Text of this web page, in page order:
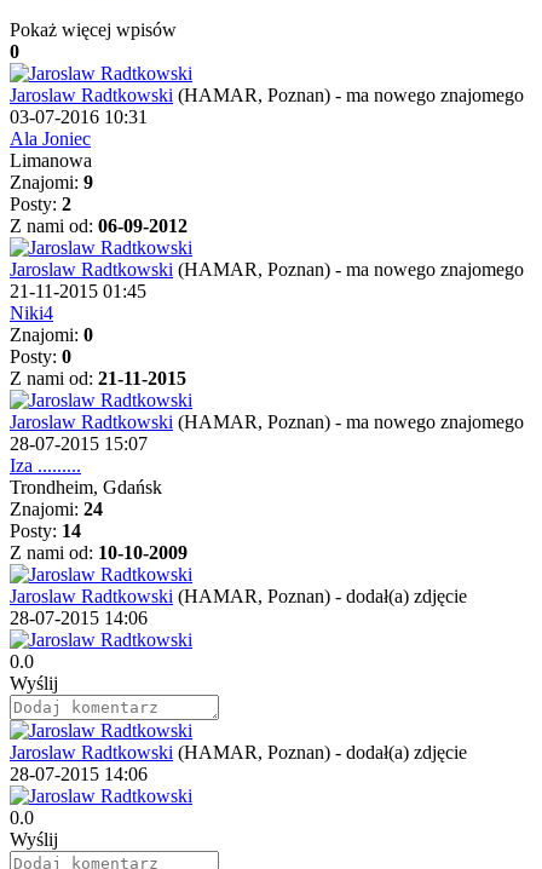
Pokaż więcej wpisów
0
Jaroslaw Radtkowski (HAMAR, Poznan) - ma nowego znajomego
03-07-2016 10:31
Ala Joniec
Limanowa
Znajomi: 9
Posty: 2
Z nami od: 06-09-2012
Jaroslaw Radtkowski (HAMAR, Poznan) - ma nowego znajomego
21-11-2015 01:45
Niki4
Znajomi: 0
Posty: 0
Z nami od: 21-11-2015
Jaroslaw Radtkowski (HAMAR, Poznan) - ma nowego znajomego
28-07-2015 15:07
Iza .........
Trondheim, Gdańsk
Znajomi: 24
Posty: 14
Z nami od: 10-10-2009
Jaroslaw Radtkowski (HAMAR, Poznan) - dodał(a) zdjęcie
28-07-2015 14:06
0.0
Wyślij
Jaroslaw Radtkowski (HAMAR, Poznan) - dodał(a) zdjęcie
28-07-2015 14:06
0.0
Wyślij